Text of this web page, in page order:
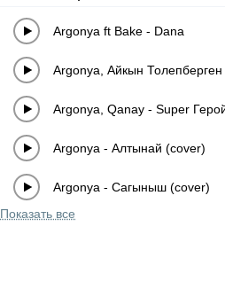
Argonya ft Bake - Dana
Argonya, Айкын Толепберген
Argonya, Qanay - Super
Argonya - Алтынай (cover)
Argonya - Сагыныш (cover)
Показать все